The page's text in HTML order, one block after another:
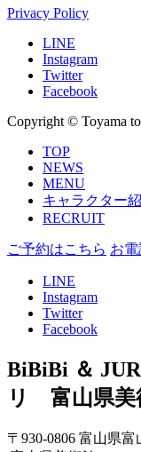
Privacy Policy
LINE
Instagram
Twitter
Facebook
Copyright © Toyama
TOP
NEWS
MENU
キャラクター
RECRUIT
ご予約はこちら お
LINE
Instagram
Twitter
Facebook
BiBiBi ＆
リ 富山県美
〒930-0806 富山県